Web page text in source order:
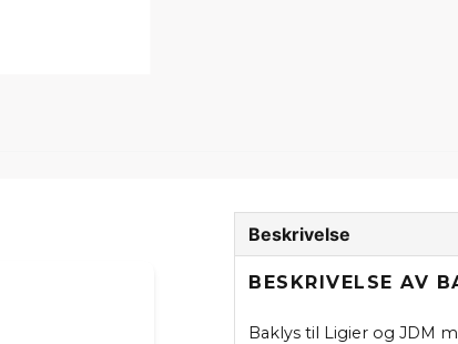
Beskrivelse
BESKRIVELSE AV
Baklys til Ligier og JDM